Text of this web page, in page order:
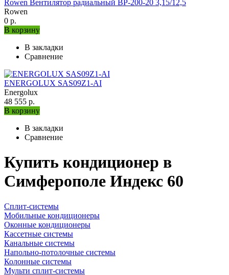
Rowen Вентилятор радиальный ВР-200-20 3,15/12,5
Rowen
0 р.
В корзину
В закладки
Сравнение
ENERGOLUX SAS09Z1-AI
Energolux
48 555 р.
В корзину
В закладки
Сравнение
Купить кондиционер в
Симферополе Индекс 60
Сплит-системы
Мобильные кондиционеры
Оконные кондиционеры
Кассетные системы
Канальные системы
Напольно-потолочные системы
Колонные системы
Мульти сплит-системы